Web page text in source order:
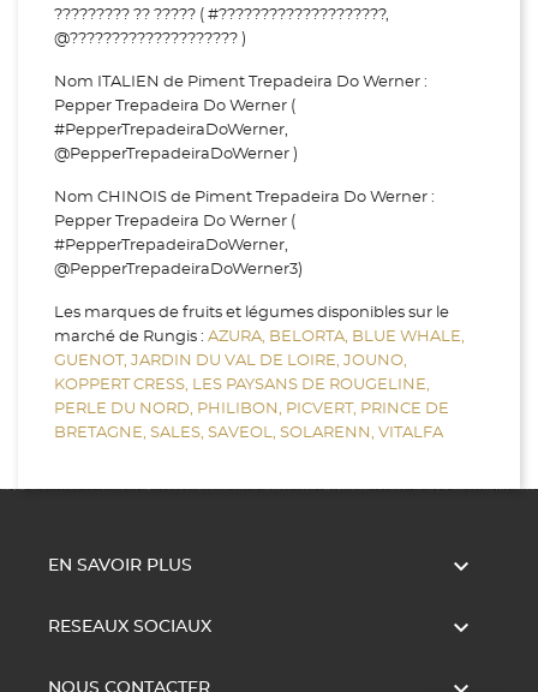
????????? ?? ????? ( #????????????????????,
@???????????????????? )
Nom ITALIEN de Piment Trepadeira Do Werner :
Pepper Trepadeira Do Werner (
#PepperTrepadeiraDoWerner,
@PepperTrepadeiraDoWerner )
Nom CHINOIS de Piment Trepadeira Do Werner :
Pepper Trepadeira Do Werner (
#PepperTrepadeiraDoWerner,
@PepperTrepadeiraDoWerner3)
Les marques de fruits et légumes disponibles sur le
marché de Rungis : AZURA, BELORTA, BLUE WHALE,
GUENOT, JARDIN DU VAL DE LOIRE, JOUNO,
KOPPERT CRESS, LES PAYSANS DE ROUGELINE,
PERLE DU NORD, PHILIBON, PICVERT, PRINCE DE
BRETAGNE, SALES, SAVEOL, SOLARENN, VITALFA
EN SAVOIR PLUS 
RESEAUX SOCIAUX 
NOUS CONTACTER